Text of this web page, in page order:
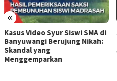
«
Kasus Video Syur Siswi SMA di
Banyuwangi Berujung Nikah:
Skandal yang
Menggemparkan